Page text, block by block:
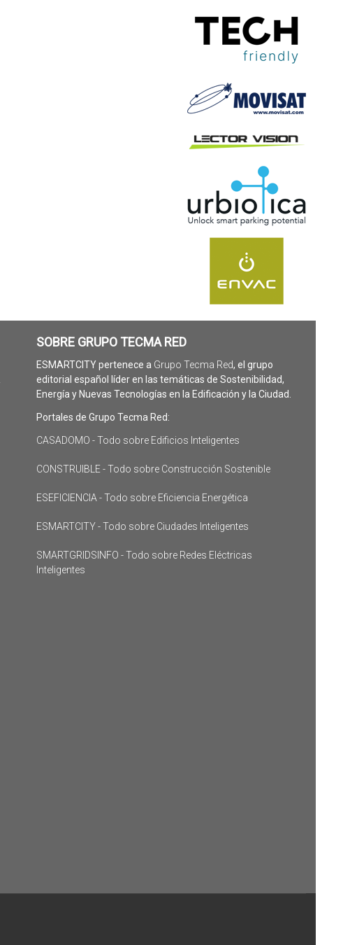
SOBRE GRUPO TECMA RED
ESMARTCITY pertenece a Grupo Tecma Red, el grupo
editorial español líder en las temáticas de Sostenibilidad,
Energía y Nuevas Tecnologías en la Edificación y la Ciudad.
Portales de Grupo Tecma Red:
CASADOMO - Todo sobre Edificios Inteligentes
CONSTRUIBLE - Todo sobre Construcción Sostenible
ESEFICIENCIA - Todo sobre Eficiencia Energética
ESMARTCITY - Todo sobre Ciudades Inteligentes
SMARTGRIDSINFO - Todo sobre Redes Eléctricas
Inteligentes